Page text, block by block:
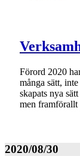
Förord 2020
många sätt,
skapats nya
men
2020/08/30